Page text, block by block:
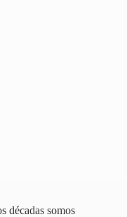
décadas somos